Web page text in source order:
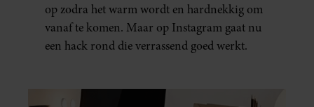
op zodra het warm wordt en hardnekkig om
vanaf te komen. Maar op Instagram gaat nu
een hack rond die verrassend goed werkt.